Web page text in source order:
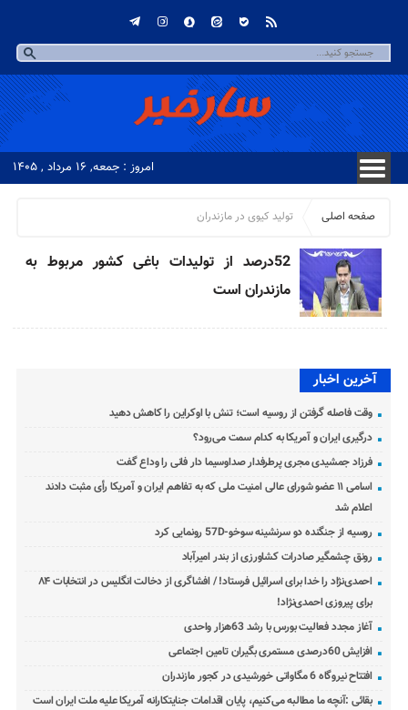
امروز : جمعه, ۱۶ مرداد , ۱۴۰۵
صفحه اصلی تولید کیوی در مازندران
52درصد از تولیدات باغی کشور مربوط به
مازندران است
آخرین اخبار
وقت فاصله گرفتن از روسیه است؛ تنش با اوکراین را کاهش دهید
درگیری ایران و آمریکا به کدام سمت می‌رود؟
فرزاد جمشیدی مجری پرطرفدار صداوسیما دار فانی را وداع گفت
اسامی ۱۱ عضو شورای عالی امنیت ملی که به تفاهم ایران و آمریکا رأی مثبت دادند
اعلام شد
روسیه از جنگنده دو سرنشینه سوخو-57D رونمایی کرد
رونق چشمگیر صادرات کشاورزی از بندر امیرآباد
احمدی‌نژاد را خدا برای اسرائیل فرستاد! / افشاگری از دخالت انگلیس در انتخابات ۸۴
برای پیروزی احمدی‌نژاد!
آغاز مجدد فعالیت بورس با رشد 63هزار واحدی
افزایش 60درصدی مستمری بگیران تامین اجتماعی
افتتاح نیروگاه 6 مگاواتی خورشیدی در کجور مازندران
بقائی :آنچه ما مطالبه می‌کنیم، پایان اقدامات جنایتکارانه آمریکا علیه ملت ایران است